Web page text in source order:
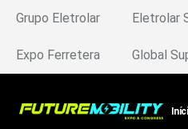
Grupo Eletrolar Eletrolar
Expo Ferretera Global